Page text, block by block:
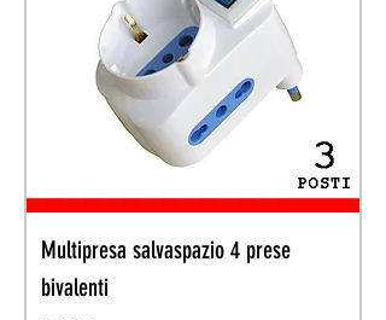
Multipresa salvaspazio 4 prese
bivalenti